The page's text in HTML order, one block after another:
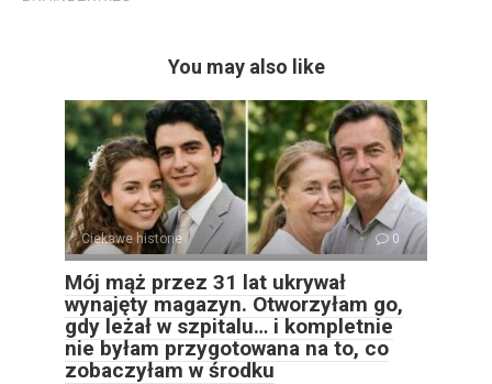
You may also like
Ciekawe historie 0
Mój mąż przez 31 lat ukrywał
wynajęty magazyn. Otworzyłam go,
gdy leżał w szpitalu… i kompletnie
nie byłam przygotowana na to, co
zobaczyłam w środku